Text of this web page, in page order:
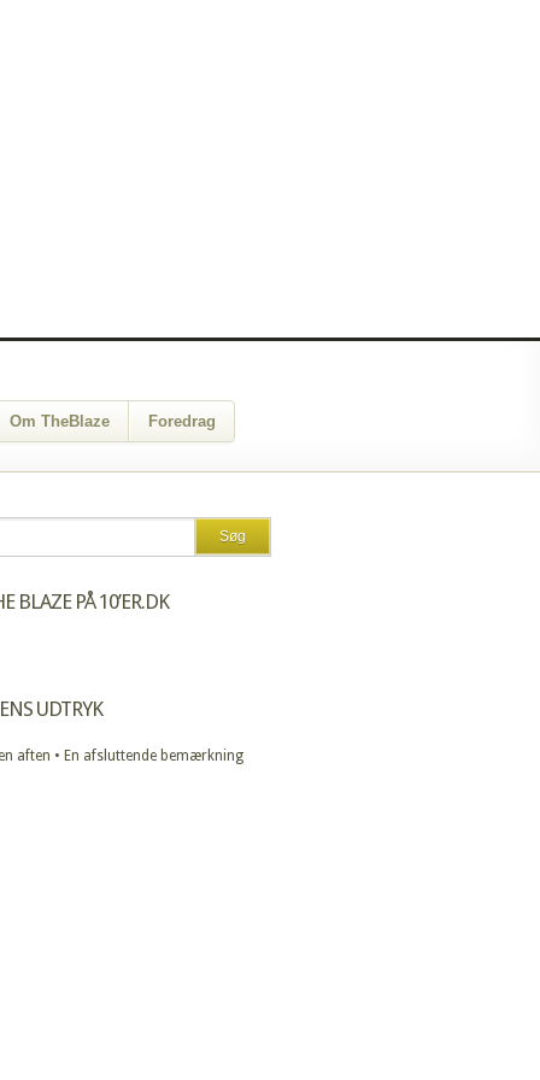
Om TheBlaze Foredrag
BLAZE PÅ 10’ER.DK
UDTRYK
aften • En afsluttende bemærkning